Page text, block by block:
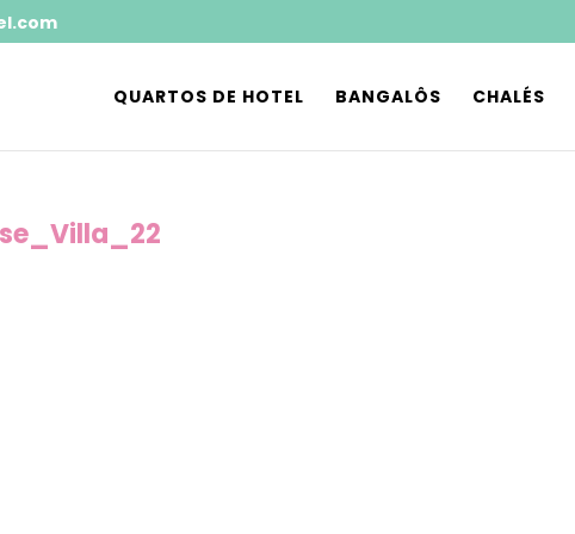
QUARTOS DE HOTEL BANGALÔS CHALÉS